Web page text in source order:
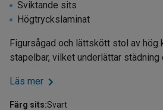
Sviktande sits
Högtryckslaminat
Figursågad och lättskött stol av hög
stapelbar, vilket underlättar städning
Läs mer
Färg sits:Svart